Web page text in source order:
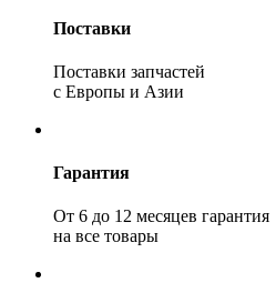
Поставки
Поставки запчастей
с Европы и Азии
Гарантия
От 6 до 12 месяцев гарантия
на все товары